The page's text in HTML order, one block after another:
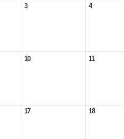
3 4
10 11
17 18